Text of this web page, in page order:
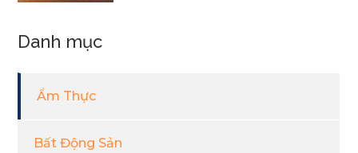
Danh mục
Ẩm Thực
Bất Động Sản